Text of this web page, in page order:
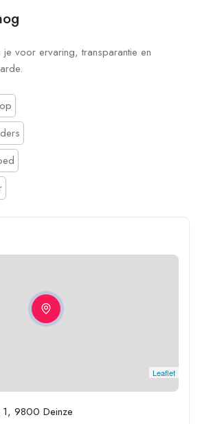
je voor ervaring, transparantie en
Leaflet
9800 Deinze